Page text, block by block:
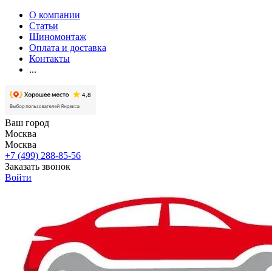
О компании
Статьи
Шиномонтаж
Оплата и доставка
Контакты
...
Ваш город
Москва
Москва
+7 (499) 288-85-56
Заказать звонок
Войти